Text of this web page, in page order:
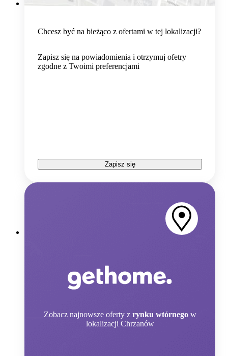
Chcesz być na bieżąco z ofertami w tej lokalizacji?
Zapisz się na powiadomienia i otrzymuj ofetry
zgodne z Twoimi preferencjami
Zapisz się
Zobacz najnowsze oferty z rynku wtórnego w
lokalizacji Chrzanów